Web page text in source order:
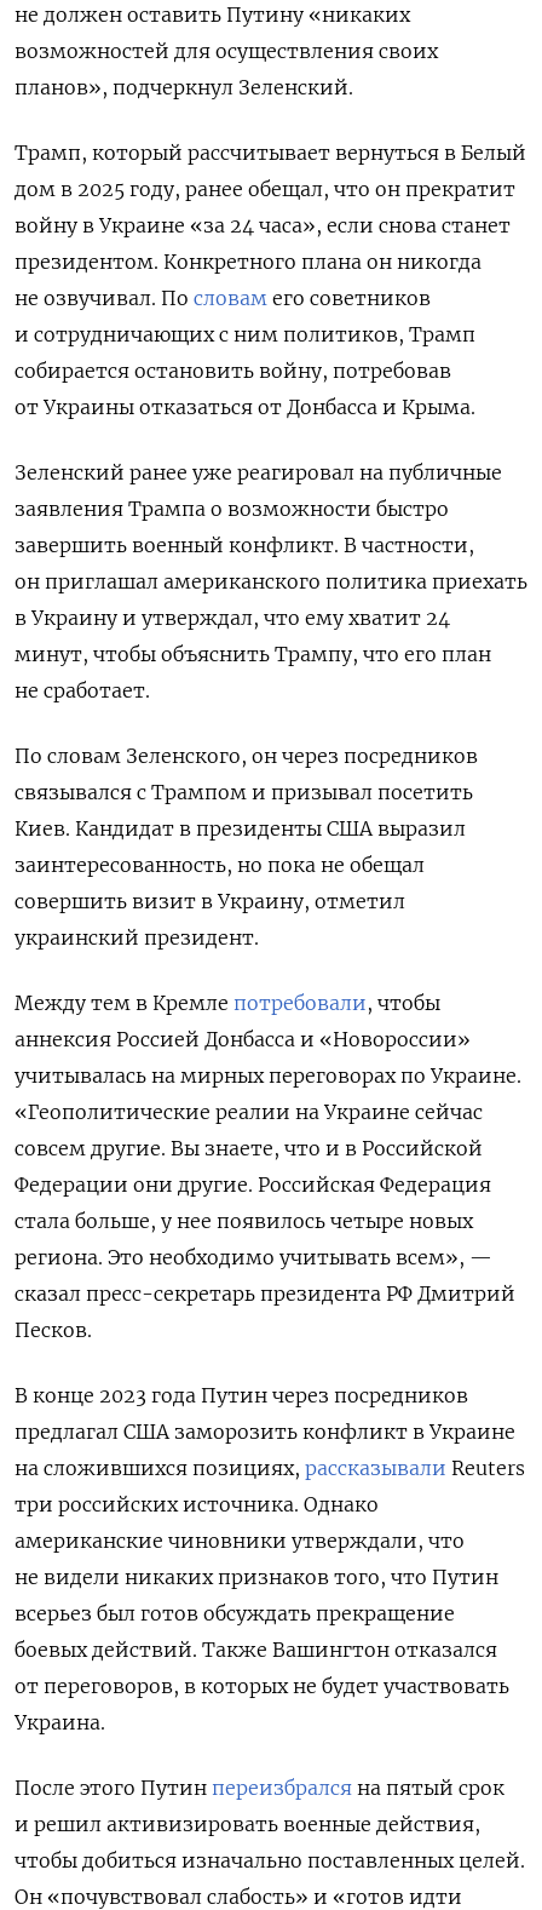
не должен оставить Путину «никаких
возможностей для осуществления своих
планов», подчеркнул Зеленский.
Трамп, который рассчитывает вернуться в Белый
дом в 2025 году, ранее обещал, что он прекратит
войну в Украине «за 24 часа», если снова станет
президентом. Конкретного плана он никогда
не озвучивал. По словам его советников
и сотрудничающих с ним политиков, Трамп
собирается остановить войну, потребовав
от Украины отказаться от Донбасса и Крыма.
Зеленский ранее уже реагировал на публичные
заявления Трампа о возможности быстро
завершить военный конфликт. В частности,
он приглашал американского политика приехать
в Украину и утверждал, что ему хватит 24
минут, чтобы объяснить Трампу, что его план
не сработает.
По словам Зеленского, он через посредников
связывался с Трампом и призывал посетить
Киев. Кандидат в президенты США выразил
заинтересованность, но пока не обещал
совершить визит в Украину, отметил
украинский президент.
Между тем в Кремле потребовали, чтобы
аннексия Россией Донбасса и «Новороссии»
учитывалась на мирных переговорах по Украине.
«Геополитические реалии на Украине сейчас
совсем другие. Вы знаете, что и в Российской
Федерации они другие. Российская Федерация
стала больше, у нее появилось четыре новых
региона. Это необходимо учитывать всем», —
сказал пресс-секретарь президента РФ Дмитрий
Песков.
В конце 2023 года Путин через посредников
предлагал США заморозить конфликт в Украине
на сложившихся позициях, рассказывали Reuters
три российских источника. Однако
американские чиновники утверждали, что
не видели никаких признаков того, что Путин
всерьез был готов обсуждать прекращение
боевых действий. Также Вашингтон отказался
от переговоров, в которых не будет участвовать
Украина.
После этого Путин переизбрался на пятый срок
и решил активизировать военные действия,
чтобы добиться изначально поставленных целей.
Он «почувствовал слабость» и «готов идти